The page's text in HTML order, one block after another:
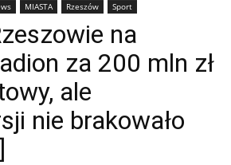
MIASTA Rzeszów Sport
na
za 200 mln zł
ale
nie brakowało